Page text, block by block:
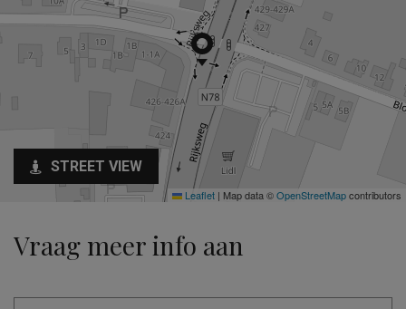
Leaflet | Map data ©OpenStreetMapcontributors
STREET VIEW
Vraag meer info aan